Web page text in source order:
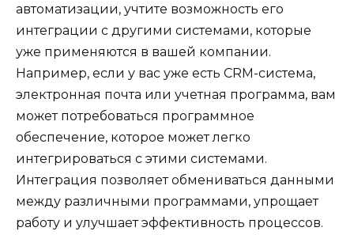
автоматизации, учтите возможность его
интеграции с другими системами, которые
уже применяются в вашей компании.
Например, если у вас уже есть CRM-система,
электронная почта или учетная программа, вам
может потребоваться программное
обеспечение, которое может легко
интегрироваться с этими системами.
Интеграция позволяет обмениваться данными
между различными программами, упрощает
работу и улучшает эффективность процессов.